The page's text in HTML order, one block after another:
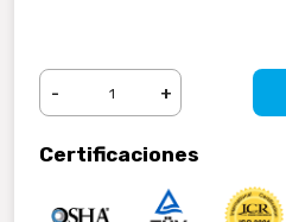
- +
Certificaciones